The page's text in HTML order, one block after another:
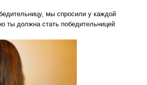
мы спросили у каждой
ты должна стать победительницей